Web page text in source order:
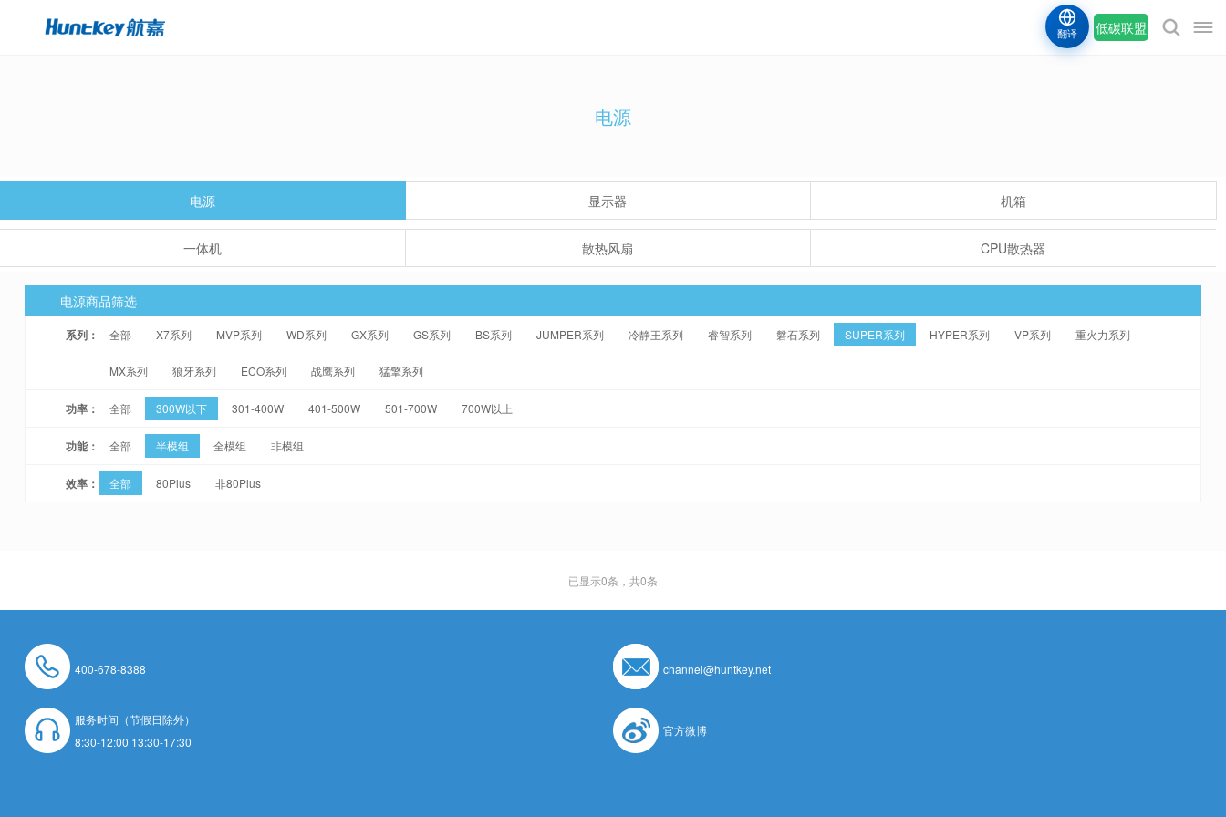
低碳联盟
翻译
电源
电源 显示器 机箱
一体机 散热风扇 CPU散热器
电源商品筛选
系列： 全部 X7系列 MVP系列 WD系列 GX系列 GS系列 BS系列 JUMPER系列 冷静王系列 睿智系列 磐石系列 SUPER系列 HYPER系列 VP系列 重火力系列
MX系列 狼牙系列 ECO系列 战鹰系列 猛擎系列
功率： 全部 300W以下 301-400W 401-500W 501-700W 700W以上
功能： 全部 半模组 全模组 非模组
效率： 全部 80Plus 非80Plus
已显示0条，共0条
400-678-8388 channel@huntkey.net
服务时间（节假日除外）
8:30-12:00 13:30-17:30
官方微博